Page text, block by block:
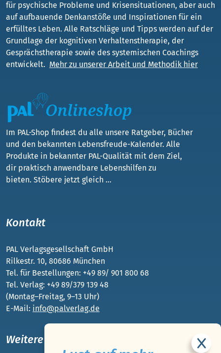
für psychische Probleme und Krisensituationen, aber auch
auf aufbauende Denkanstöße und Inspirationen für ein
erfülltes Leben. Alle Ratschläge und Tipps werden auf der
Grundlage der kognitiven Verhaltenstherapie, der
Gesprächstherapie sowie des systemischen Coachings
entwickelt. Mehr zu unserer Arbeit und Methodik hier
Im PAL-Shop findest du alle unsere Ratgeber, Bücher
und den bekannten Lebensfreude-Kalender. Alle
Produkte in bekannter PAL-Qualität mit dem Ziel,
dir praktisch anwendbare Lebenshilfen zu
bieten. Stöbere jetzt gleich ...
Kontakt
PAL Verlagsgesellschaft GmbH
Rilkestr. 10, 80686 München
Tel. für Bestellungen: +49 89/ 901 800 68
Tel. Verlag: +49 89/379 139 48
(Montag–Freitag, 9–13 Uhr)
E-Mail: info@palverlag.de
Weitere PAL-Webseiten